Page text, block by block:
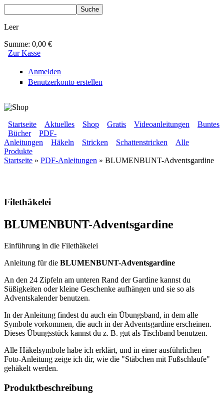
Leer
Summe: 0,00 €
Zur Kasse
Anmelden
Benutzerkonto erstellen
BLUMENBUNT VERLAG
Sekundärmenü
Startseite Aktuelles Shop Gratis Videoanleitungen Buntes
Hauptmenü
Bücher
PDF-
Anleitungen
Häkeln Stricken Schattenstricken
Alle
Produkte
Startseite » PDF-Anleitungen » BLUMENBUNT-Adventsgardine
Filethäkelei
BLUMENBUNT-Adventsgardine
Einführung in die Filethäkelei
Anleitung für die BLUMENBUNT-Adventsgardine
An den 24 Zipfeln am unteren Rand der Gardine kannst du
Süßigkeiten oder kleine Geschenke aufhängen und sie so als
Adventskalender benutzen.
In der Anleitung findest du auch ein Übungsband, in dem alle
Symbole vorkommen, die auch in der Adventsgardine erscheinen.
Dieses Übungsstück kannst du z. B. gut als Tischband benutzen.
Alle Häkelsymbole habe ich erklärt, und in einer ausführlichen
Foto-Anleitung zeige ich dir, wie die "Stäbchen mit Fußschlaufe"
gehäkelt werden.
Produktbeschreibung